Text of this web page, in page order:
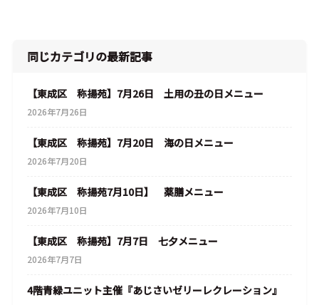
同じカテゴリの最新記事
【東成区 称揚苑】7月26日 土用の丑の日メニュー
2026年7月26日
【東成区 称揚苑】7月20日 海の日メニュー
2026年7月20日
【東成区 称揚苑7月10日】 薬膳メニュー
2026年7月10日
【東成区 称揚苑】7月7日 七夕メニュー
2026年7月7日
4階青緑ユニット主催『あじさいゼリーレクレーション』